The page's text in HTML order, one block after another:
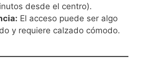
desde el centro).
El acceso puede ser algo
y requiere calzado cómodo.